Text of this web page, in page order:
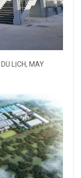
LỊCH, MAY